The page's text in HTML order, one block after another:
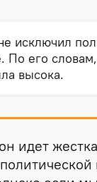
исключил
По его
высока.
идет